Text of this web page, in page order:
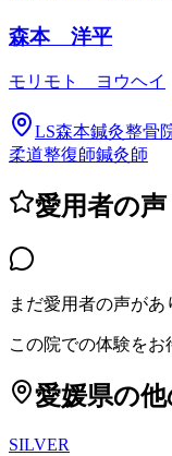
森本 洋平
モリモト ヨウヘイ
LS森本鍼灸整骨
柔道整復師鍼灸師
愛用者の声
まだ愛用者の声があ
この院での体験をお
愛媛県の
SILVER